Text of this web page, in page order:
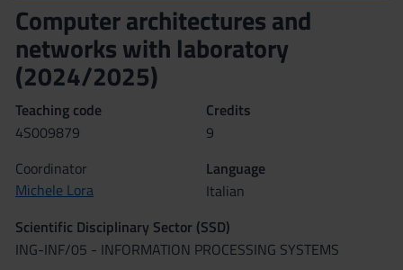
Computer architectures and
networks with laboratory
(2024/2025)
Teaching code
4S009879
Credits
9
Coordinator
Michele Lora
Language
Italian
Scientific Disciplinary Sector (SSD)
ING-INF/05 - INFORMATION PROCESSING SYSTEMS